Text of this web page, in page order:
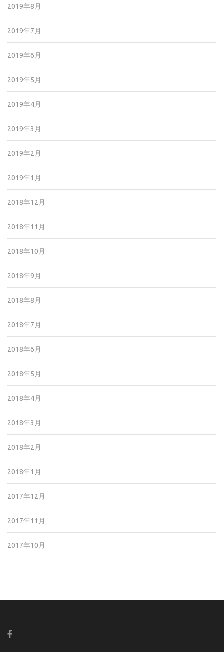
2019年8月
2019年7月
2019年6月
2019年5月
2019年4月
2019年3月
2019年2月
2019年1月
2018年12月
2018年11月
2018年10月
2018年9月
2018年8月
2018年7月
2018年6月
2018年5月
2018年4月
2018年3月
2018年2月
2018年1月
2017年12月
2017年11月
2017年10月